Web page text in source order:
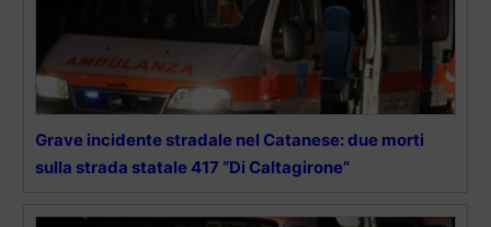
Grave incidente stradale nel Catanese: due morti
sulla strada statale 417 “Di Caltagirone”